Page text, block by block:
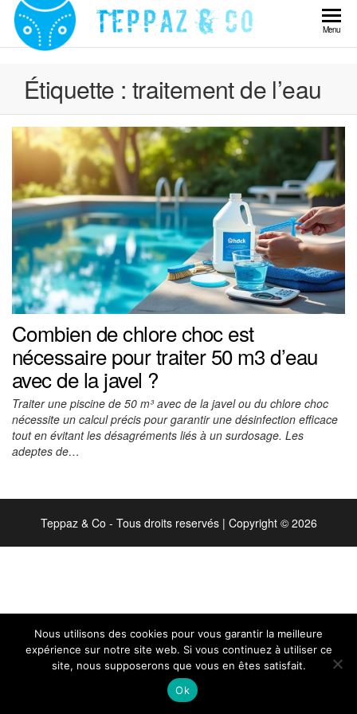
Skip
content
Teppaz
Menu
Étiquette : traitement de l’eau
Combien de chlore choc est
nécessaire pour traiter 50 m3 d’eau
avec de la javel ?
Traiter une piscine de 50 m³ avec de la javel ou du chlore choc
nécessite un calcul précis pour garantir une désinfection efficace
tout en évitant les désagréments liés à un surdosage. Les
adeptes de…
Teppaz & Co - Tous droits reservés | Copyright © 2026
Nous utilisons des cookies pour vous garantir la meilleure
expérience sur notre site web. Si vous continuez à utiliser ce
site, nous supposerons que vous en êtes satisfait.
Ok